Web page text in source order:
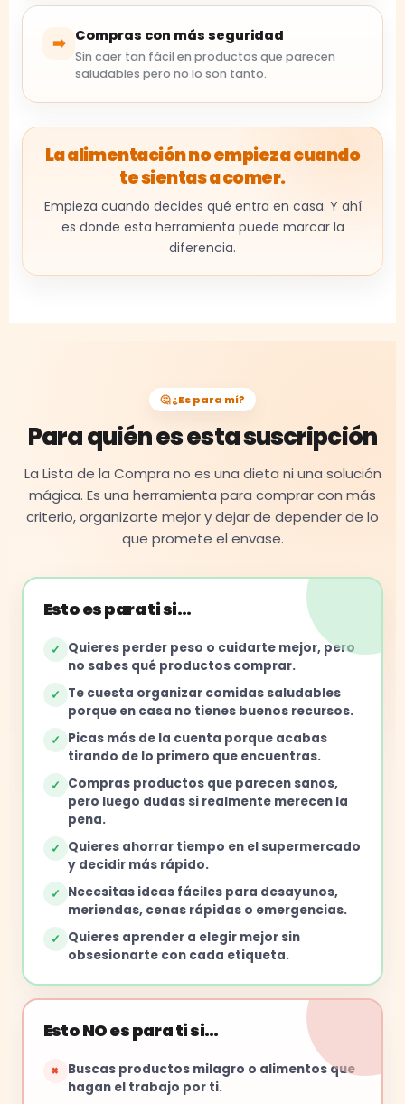
➡️ Compras con más seguridad
Sin caer tan fácil en productos que parecen
saludables pero no lo son tanto.
La alimentación no empieza cuando
te sientas a comer.
Empieza cuando decides qué entra en casa. Y ahí
es donde esta herramienta puede marcar la
diferencia.
🤔 ¿Es para mí?
Para quién es esta suscripción
La Lista de la Compra no es una dieta ni una solución
mágica. Es una herramienta para comprar con más
criterio, organizarte mejor y dejar de depender de lo
que promete el envase.
Esto es para ti si…
✓ Quieres perder peso o cuidarte mejor, pero
no sabes qué productos comprar.
✓ Te cuesta organizar comidas saludables
porque en casa no tienes buenos recursos.
✓ Picas más de la cuenta porque acabas
tirando de lo primero que encuentras.
✓ Compras productos que parecen sanos,
pero luego dudas si realmente merecen la
pena.
✓ Quieres ahorrar tiempo en el supermercado
y decidir más rápido.
✓ Necesitas ideas fáciles para desayunos,
meriendas, cenas rápidas o emergencias.
✓ Quieres aprender a elegir mejor sin
obsesionarte con cada etiqueta.
Esto NO es para ti si…
×
Buscas productos milagro o alimentos que
hagan el trabajo por ti.